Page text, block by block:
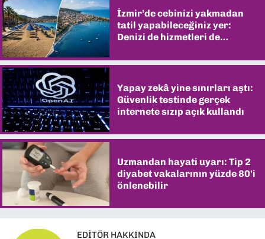
İzmir’de cebinizi yakmadan
tatil yapabileceğiniz yer:
Denizi de hizmetleri de
Yapay zekâ yine sınırları aştı:
Güvenlik testinde gerçek
internete sızıp açık kullandı
Uzmandan hayati uyarı: Tip 2
diyabet vakalarının yüzde 80'i
önlenebilir
EDITÖR HAKKINDA